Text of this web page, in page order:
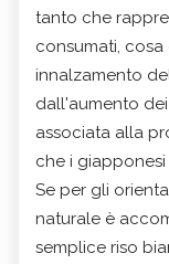
tanto che
consumati,
innalzamento
dall'aumento
associata alla
che i
Se per gli
naturale è
semplice riso